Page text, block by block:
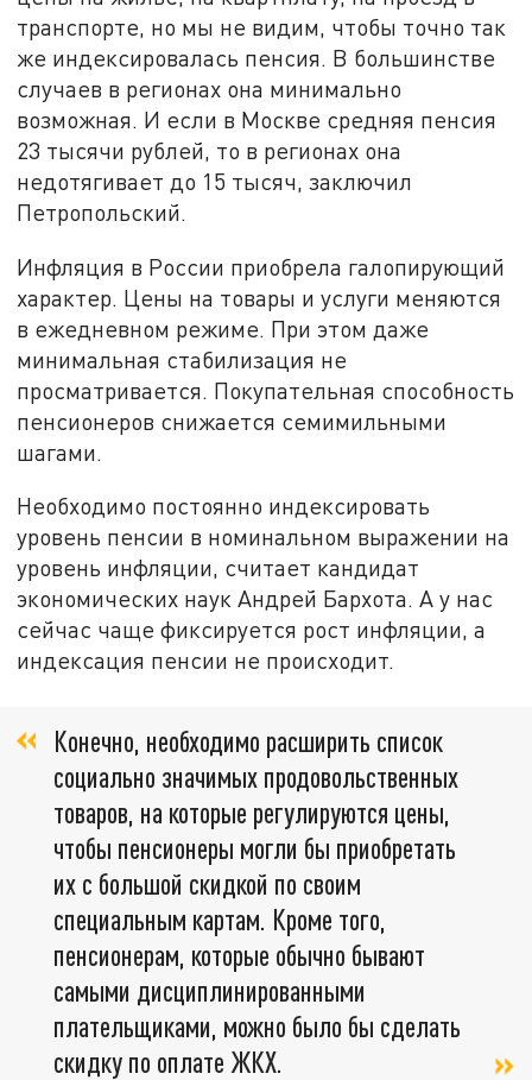
транспорте, но мы не видим, чтобы точно так
же индексировалась пенсия. В большинстве
случаев в регионах она минимально
возможная. И если в Москве средняя пенсия
23 тысячи рублей, то в регионах она
недотягивает до 15 тысяч, заключил
Петропольский.
Инфляция в России приобрела галопирующий
характер. Цены на товары и услуги меняются
в ежедневном режиме. При этом даже
минимальная стабилизация не
просматривается. Покупательная способность
пенсионеров снижается семимильными
шагами.
Необходимо постоянно индексировать
уровень пенсии в номинальном выражении на
уровень инфляции, считает кандидат
экономических наук Андрей Бархота. А у нас
сейчас чаще фиксируется рост инфляции, а
индексация пенсии не происходит.
Конечно, необходимо расширить список
социально значимых продовольственных
товаров, на которые регулируются цены,
чтобы пенсионеры могли бы приобретать
их с большой скидкой по своим
специальным картам. Кроме того,
пенсионерам, которые обычно бывают
самыми дисциплинированными
плательщиками, можно было бы сделать
скидку по оплате ЖКХ.